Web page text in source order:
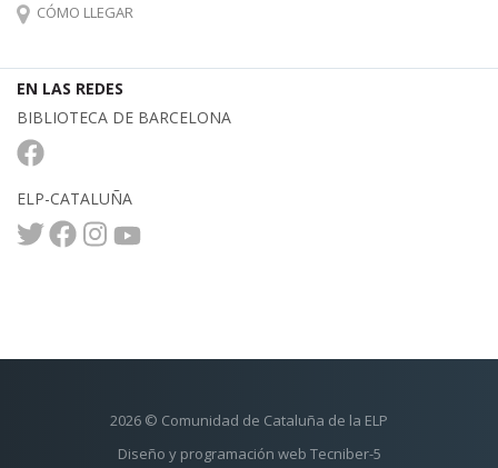
CÓMO LLEGAR
EN LAS REDES
BIBLIOTECA DE BARCELONA
ELP-CATALUÑA
2026 © Comunidad de Cataluña de la ELP
Diseño y programación web Tecniber-5